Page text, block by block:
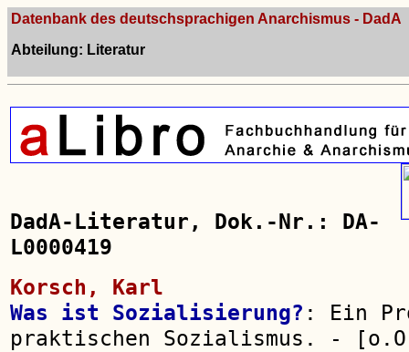
Datenbank des deutschsprachigen Anarchismus - DadA
Abteilung: Literatur
DadA-Literatur, Dok.-Nr.: DA-
L0000419
Korsch, Karl
Was ist Sozialisierung? : Ein
praktischen Sozialismus. -